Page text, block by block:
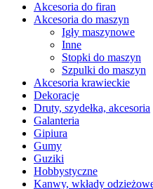
Akcesoria do firan
Akcesoria do maszyn
Igły maszynowe
Inne
Stopki do maszyn
Szpulki do maszyn
Akcesoria krawieckie
Dekoracje
Druty, szydełka, akcesoria
Galanteria
Gipiura
Gumy
Guziki
Hobbystyczne
Kanwy, wkłady